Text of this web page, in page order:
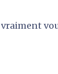
vraiment